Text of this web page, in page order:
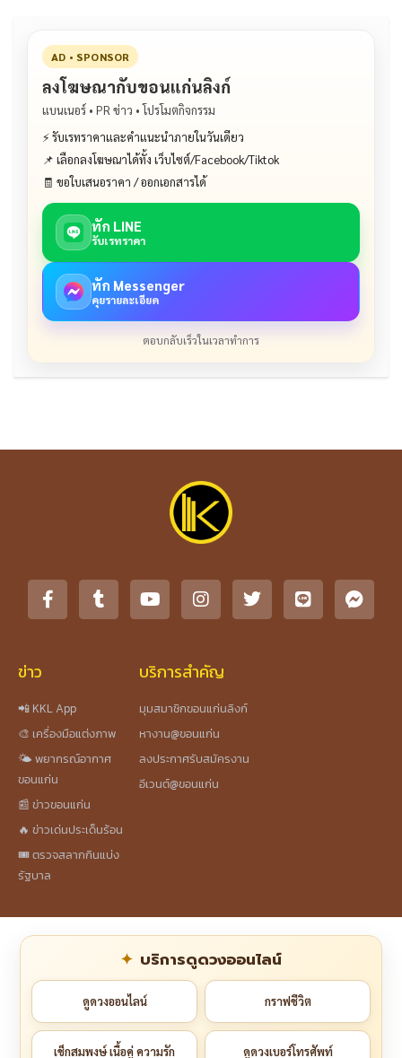
AD • SPONSOR
ลงโฆษณากับขอนแก่นลิงก์
แบนเนอร์ • PR ข่าว • โปรโมตกิจกรรม
⚡ รับเรทราคาและคำแนะนำภายในวันเดียว
📌 เลือกลงโฆษณาได้ทั้ง เว็บไซต์/Facebook/Tiktok
🧾 ขอใบเสนอราคา / ออกเอกสารได้
ทัก LINE
รับเรทราคา
ทัก Messenger
คุยรายละเอียด
ตอบกลับเร็วในเวลาทำการ
ข่าว
📲 KKL App
🎨 เครื่องมือแต่งภาพ
🌤️ พยากรณ์อากาศ
ขอนแก่น
📰 ข่าวขอนแก่น
🔥 ข่าวเด่นประเด็นร้อน
🎟️ ตรวจสลากกินแบ่ง
รัฐบาล
บริการสำคัญ
มุมสมาชิกขอนแก่นลิงก์
หางาน@ขอนแก่น
ลงประกาศรับสมัครงาน
อีเวนต์@ขอนแก่น
บริการดูดวงออนไลน์
ดูดวงออนไลน์ กราฟชีวิต
เช็กสมพงษ์ เนื้อคู่ ความรัก ดูดวงเบอร์โทรศัพท์